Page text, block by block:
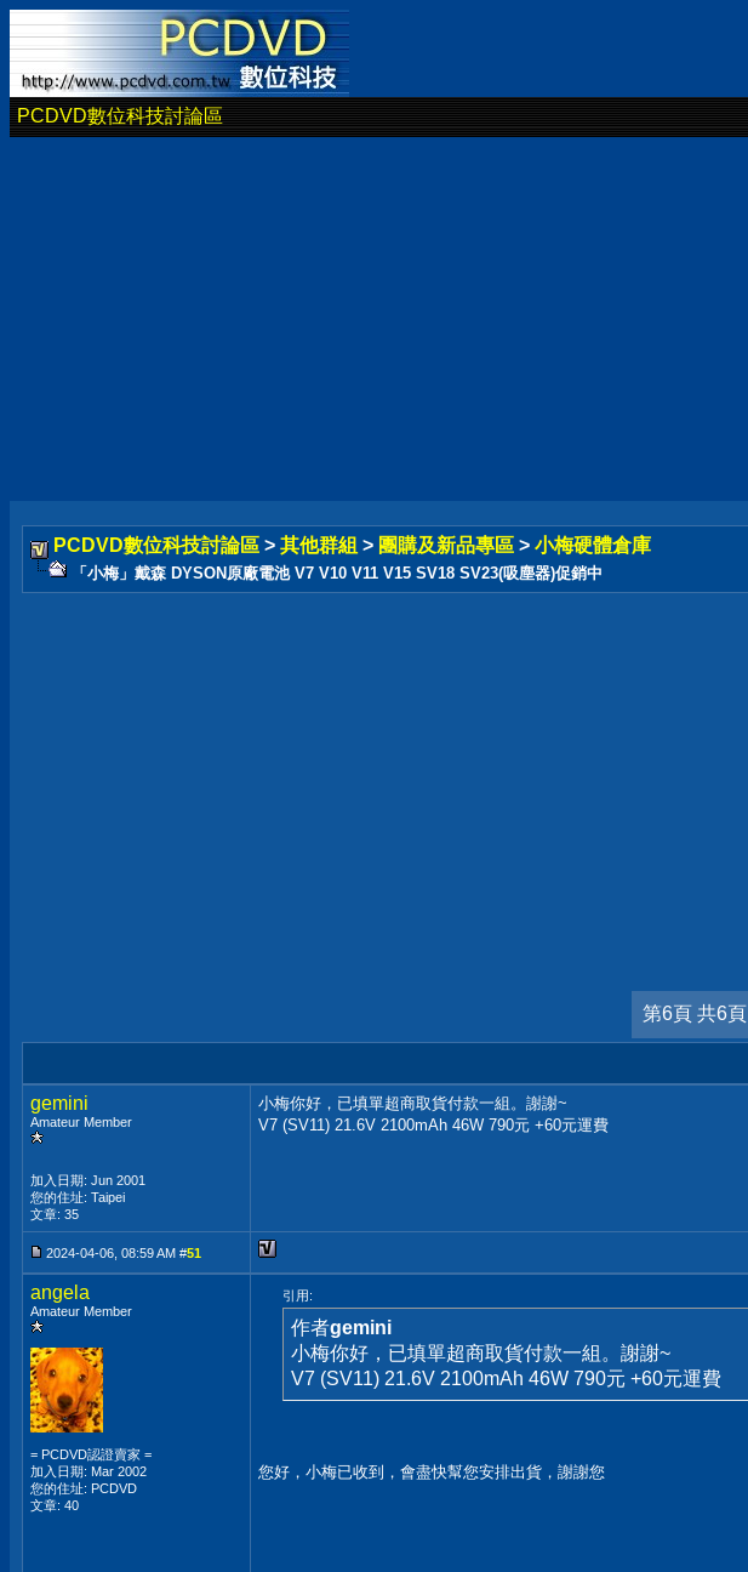
PCDVD數位科技討論區
PCDVD數位科技討論區 > 其他群組 > 團購及新品專區 > 小梅硬體倉庫
「小梅」戴森 DYSON原廠電池 V7 V10 V11 V15 SV18 SV23(吸塵器)促銷中
第6頁 共6頁
gemini
Amateur Member
加入日期: Jun 2001
您的住址: Taipei
文章: 35
小梅你好，已填單超商取貨付款一組。謝謝~
V7 (SV11) 21.6V 2100mAh 46W 790元 +60元運費
2024-04-06, 08:59 AM #51
angela
Amateur Member
= PCDVD認證賣家 =
加入日期: Mar 2002
您的住址: PCDVD
文章: 40
引用:
作者gemini
小梅你好，已填單超商取貨付款一組。謝謝~
V7 (SV11) 21.6V 2100mAh 46W 790元 +60元運費
您好，小梅已收到，會盡快幫您安排出貨，謝謝您